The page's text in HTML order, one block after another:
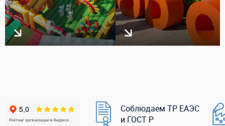
Соблюдаем ТР ЕАЭС
и ГОСТ Р